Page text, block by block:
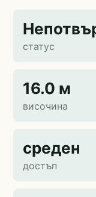
статус
16.0 м
височина
среден
достъп